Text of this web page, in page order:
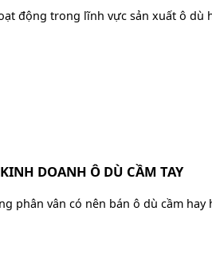
động trong lĩnh vực sản xuất ô dù
DOANH Ô DÙ CẦM TAY
phân vân có nên bán ô dù cầm hay